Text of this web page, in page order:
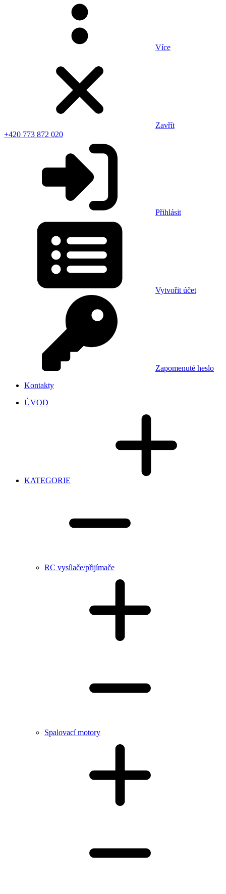
Více
Zavřít
+420 773 872 020
Přihlásit
Vytvořit účet
Zapomenuté heslo
Kontakty
ÚVOD
KATEGORIE
RC vysílače/přijímače
Spalovací motory